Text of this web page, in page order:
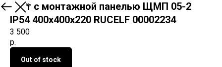
О продукте
Щит с монтажной панелью ЩМП 05-2
IP54 400х400х220 RUCELF 00002234
3 500
р.
Out of stock